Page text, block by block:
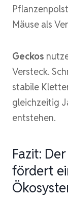
Mäuse als
Geckos
Versteck.
stabile
gleichzeitig
entstehen.
Fazit:
fördert